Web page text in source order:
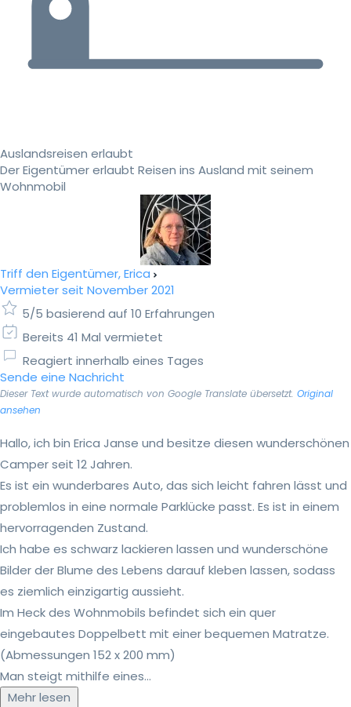
Auslandsreisen erlaubt
Der Eigentümer erlaubt Reisen ins Ausland mit seinem
Wohnmobil
Triff den Eigentümer, Erica
Vermieter seit November 2021
5/5 basierend auf 10 Erfahrungen
Bereits 41 Mal vermietet
Reagiert innerhalb eines Tages
Sende eine Nachricht
Dieser Text wurde automatisch von Google Translate übersetzt. Original
ansehen
Hallo, ich bin Erica Janse und besitze diesen wunderschönen
Camper seit 12 Jahren.
Es ist ein wunderbares Auto, das sich leicht fahren lässt und
problemlos in eine normale Parklücke passt. Es ist in einem
hervorragenden Zustand.
Ich habe es schwarz lackieren lassen und wunderschöne
Bilder der Blume des Lebens darauf kleben lassen, sodass
es ziemlich einzigartig aussieht.
Im Heck des Wohnmobils befindet sich ein quer
eingebautes Doppelbett mit einer bequemen Matratze.
(Abmessungen 152 x 200 mm)
Man steigt mithilfe eines...
Mehr lesen